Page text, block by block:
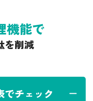
機能で
を削減
チェック